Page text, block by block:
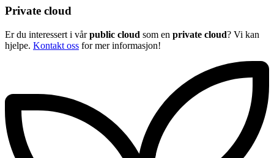
Private cloud
Er du interessert i vårpublic cloud som en private cloud? Vi kan
hjelpe. Kontakt oss for mer informasjon!